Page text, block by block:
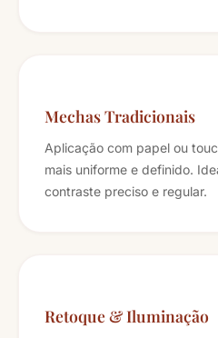
Mechas Tradicionais
Aplicação com papel ou
mais uniforme e definido.
contraste preciso e regular.
Retoque & Iluminação